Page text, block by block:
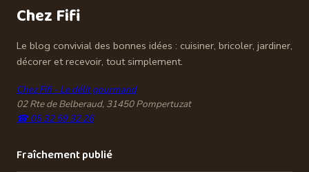
Chez Fifi
Le blog convivial des bonnes idées : cuisiner, bricoler, jardiner,
décorer et recevoir, tout simplement.
Chez Fifi - Le délit gourmand
02 Rte de Belberaud, 31450 Pompertuzat
☎ 05 32 59 32 26
Fraîchement publié